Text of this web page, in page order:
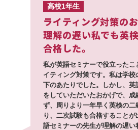
高校1年生
ライティング対策の
理解の遅い私でも英
合格した。
私が英語セミナーで役立ったこ
イティング対策です。私は学
下のあたりでした。しかし、
をしていただいたおかげで、
ず、周りより一年早く英検の二
り、二次試験も合格すること
語セミナーの先生が理解の遅